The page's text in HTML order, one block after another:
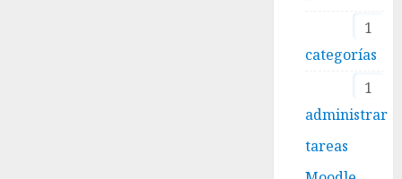
1
categorías
1
administrar
tareas